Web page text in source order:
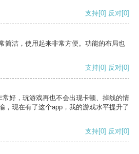
支持[0] 反对[0]
简洁，使用起来非常方便。功能的布局也
支持[0] 反对[0]
好，玩游戏再也不会出现卡顿、掉线的情
，现在有了这个app，我的游戏水平提升了
支持[0] 反对[0]